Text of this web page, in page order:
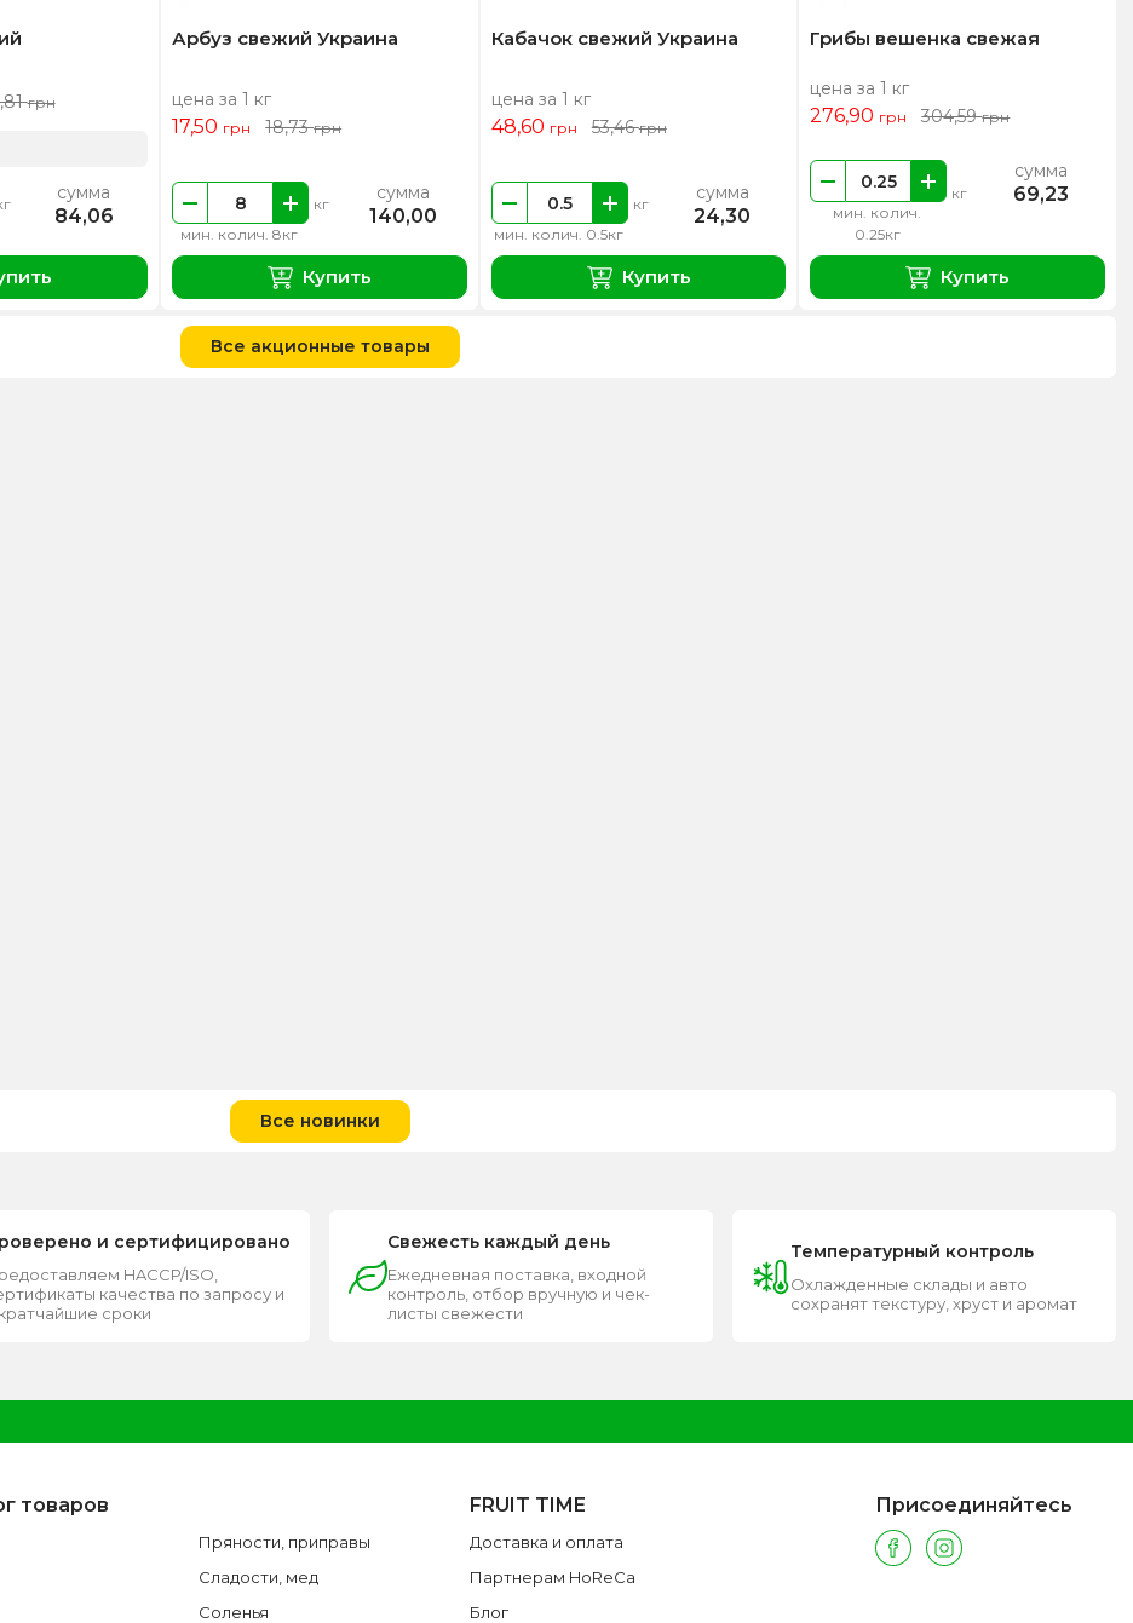
грн
сумма
84,06
Арбуз свежий Украина
цена за 1 кг
17,50 грн 18,73грн
мин. колич. 8кг
кг сумма
140,00
Купить
Кабачок свежий Украина
цена за 1 кг
48,60 грн 53,46грн
мин. колич. 0.5кг
кг сумма
24,30
Купить
Грибы вешенка свежая
цена за 1 кг
276,90 грн 304,59грн
мин. колич.
0.25кг
кг
сумма
69,23
Купить
Все акционные товары
Все новинки
и сертифицировано
HACCP/ISO,
качества по запросу и
сроки
Свежесть каждый день
Ежедневная поставка, входной
контроль, отбор вручную и чек-
листы свежести
Температурный контроль
Охлажденные склады и авто
сохранят текстуру, хруст и аромат
товаров
Пряности, приправы
Сладости, мед
Соленья
FRUIT TIME
Доставка и оплата
Партнерам HoReCa
Блог
Присоединяйтесь